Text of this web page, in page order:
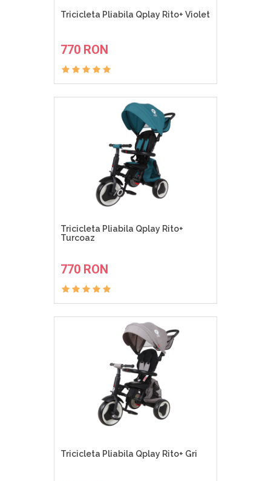
Tricicleta Pliabila Qplay Rito+ Violet
770 RON
Tricicleta Pliabila Qplay Rito+
Turcoaz
770 RON
Tricicleta Pliabila Qplay Rito+ Gri